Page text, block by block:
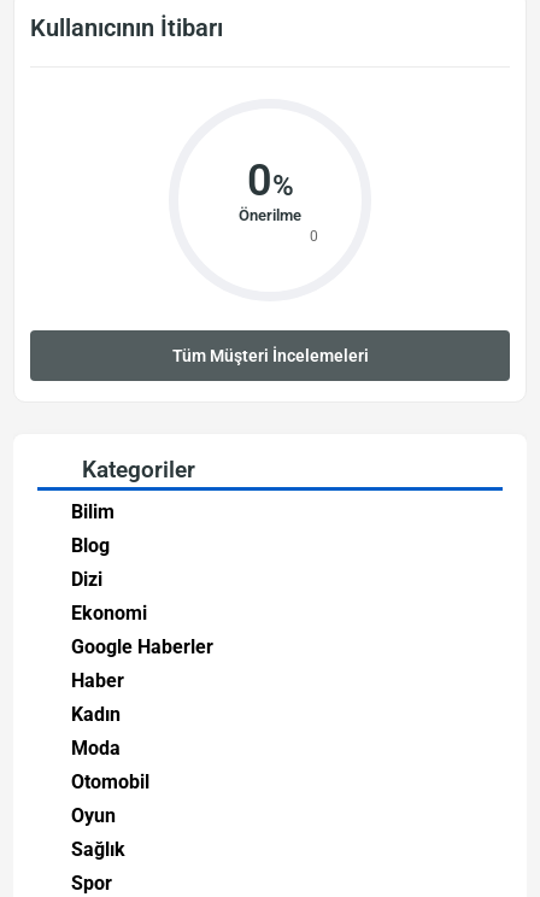
Kullanıcının İtibarı
0%
Önerilme
0
Tüm Müşteri İncelemeleri
Kategoriler
Bilim
Blog
Dizi
Ekonomi
Google Haberler
Haber
Kadın
Moda
Otomobil
Oyun
Sağlık
Spor